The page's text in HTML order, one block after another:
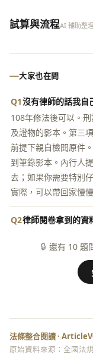
試算與流程AI 輔助整
大家也在問
Q1沒有律師的話我自
108年修法後可以。
及證物的影本。第三
前提下親自檢閱原件
到筆錄影本。內行人
去；如果你需要特別
實際，可以帶回家慢
Q2律師閱卷拿到的資
🔒 還有 10 題
法條整合閱讀 ·
原始資料來源：全國法